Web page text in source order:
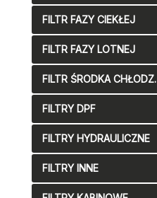
FILTR FAZY CIEKŁEJ
FILTR FAZY LOTNEJ
FILTR ŚRODKA CHŁODZ.
FILTRY DPF
FILTRY HYDRAULICZNE
FILTRY INNE